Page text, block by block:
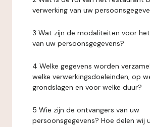
verwerking van uw
3 Wat zijn de modaliteiten voor
van uw persoonsgegevens?
4 Welke gegevens worden
welke verwerkingsdoeleinden, op
grondslagen en voor welke duur?
5 Wie zijn de ontvangers van uw
persoonsgegevens? Hoe delen wij